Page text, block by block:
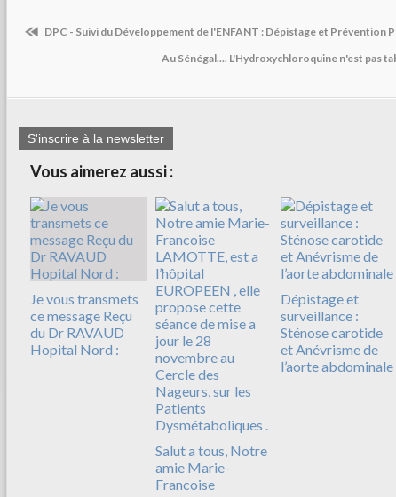
DPC - Suivi du Développement de l'ENFANT : Dépistage et Prévention
Au Sénégal.... L'Hydroxychloroquine n'est pas
S'inscrire à la newsletter
Vous aimerez aussi :
Je vous transmets
ce message Reçu
du Dr RAVAUD
Hopital Nord :
Salut a tous, Notre
amie Marie-
Francoise
Dépistage et
surveillance :
Sténose carotide
et Anévrisme de
l’aorte abdominale